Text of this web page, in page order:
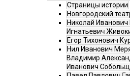
Страницы истории
Новгородский
Николай
Игнатьевич
Егор Тихонович
Нил Иванович
Владимир
Иванович